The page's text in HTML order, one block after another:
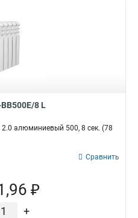
8 L
2.0 алюминиевый 500, 8 сек. (78
Сравнить
₽
+